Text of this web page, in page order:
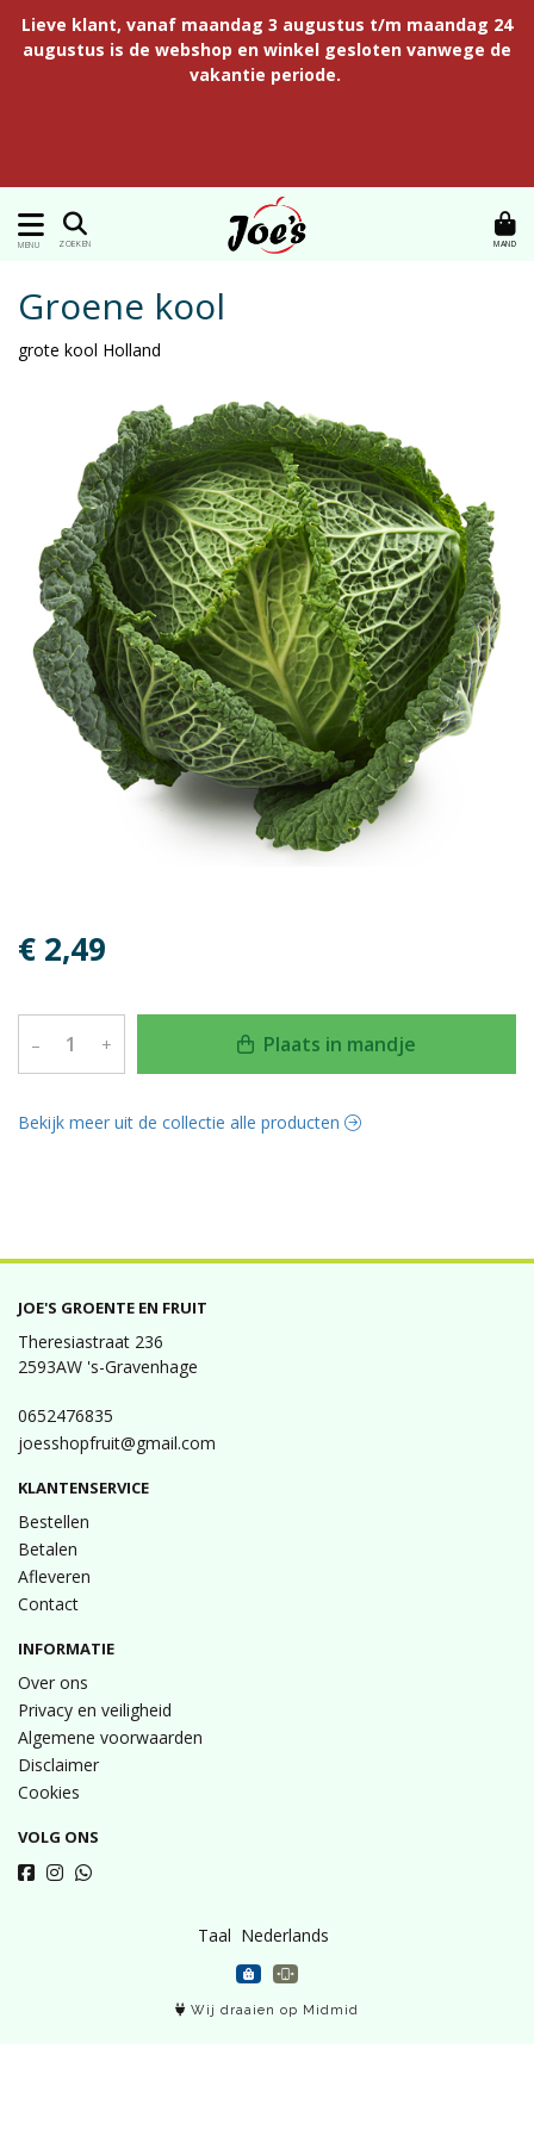
Lieve klant, vanaf maandag 3 augustus t/m maandag 24
augustus is de webshop en winkel gesloten vanwege de
vakantie periode.
MENU ZOEKEN MAND
Groene kool
grote kool Holland
€ 2,49
– + Plaats in mandje
Bekijk meer uit de collectie alle producten
JOE'S GROENTE EN FRUIT
Theresiastraat 236
2593AW 's-Gravenhage
0652476835
joesshopfruit@gmail.com
KLANTENSERVICE
Bestellen
Betalen
Afleveren
Contact
INFORMATIE
Over ons
Privacy en veiligheid
Algemene voorwaarden
Disclaimer
Cookies
VOLG ONS
Taal
Wij draaien op Midmid